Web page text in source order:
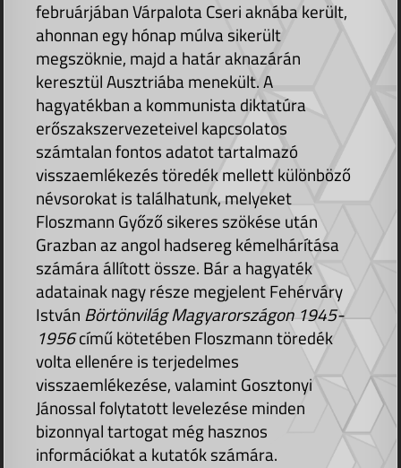
februárjában Várpalota Cseri aknába került,
ahonnan egy hónap múlva sikerült
megszöknie, majd a határ aknazárán
keresztül Ausztriába menekült. A
hagyatékban a kommunista diktatúra
erőszakszervezeteivel kapcsolatos
számtalan fontos adatot tartalmazó
visszaemlékezés töredék mellett különböző
névsorokat is találhatunk, melyeket
Floszmann Győző sikeres szökése után
Grazban az angol hadsereg kémelhárítása
számára állított össze. Bár a hagyaték
adatainak nagy része megjelent Fehérváry
István Börtönvilág Magyarországon 1945-
1956című kötetében Floszmann töredék
volta ellenére is terjedelmes
visszaemlékezése, valamint Gosztonyi
Jánossal folytatott levelezése minden
bizonnyal tartogat még hasznos
információkat a kutatók számára.